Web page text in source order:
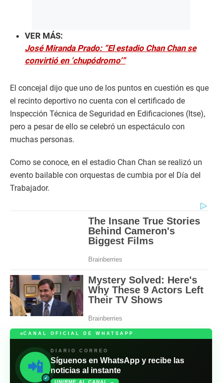
VER MÁS:
José Miranda Prado: “El estadio Chan Chan se
convirtió en ‘chupódromo’”
El concejal dijo que uno de los puntos en cuestión es que
el recinto deportivo no cuenta con el certificado de
Inspección Técnica de Seguridad en Edificaciones (Itse),
pero a pesar de ello se celebró un espectáculo con
muchas personas.
Como se conoce, en el estadio Chan Chan se realizó un
evento bailable con orquestas de cumbia por el Día del
Trabajador.
CANAL OFICIAL DE WHATSAPP
📲
✓
DIARIO CORREO
Síguenos en WhatsApp y recibe las
noticias al instante
UNIRME AL CANAL →